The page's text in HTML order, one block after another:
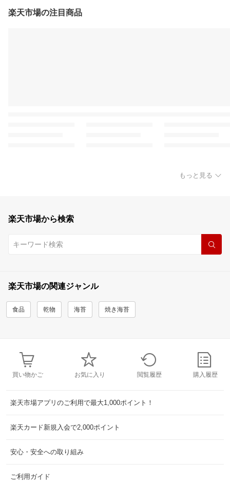
楽天市場の注目商品
もっと見る
楽天市場から検索
楽天市場の関連ジャンル
食品 乾物 海苔 焼き海苔
買い物かご お気に入り 閲覧履歴 購入履歴
楽天市場アプリのご利用で最大1,000ポイント！
楽天カード新規入会で2,000ポイント
安心・安全への取り組み
ご利用ガイド